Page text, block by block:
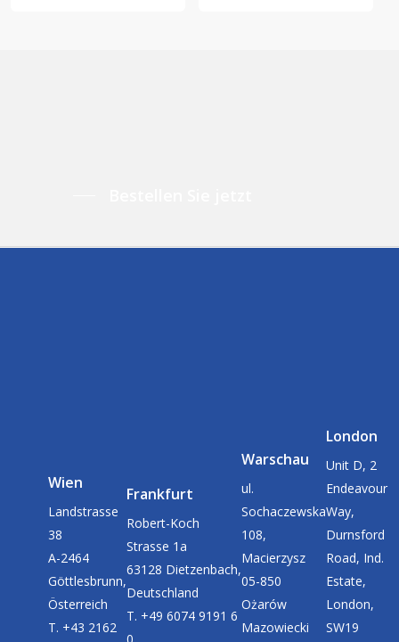
Wien
Landstrasse
38
A-2464
Göttlesbrunn,
Österreich
T. +43 2162
Frankfurt
Robert-Koch
Strasse 1a
63128 Dietzenbach,
Deutschland
T. +49 6074 9191 6
Warschau
ul.
Sochaczewska
108,
Macierzysz
05-850
Ożarów
Mazowiecki
London
Unit D, 2
Endeavour
Way,
Durnsford
Road, Ind.
Estate,
London,
SW19